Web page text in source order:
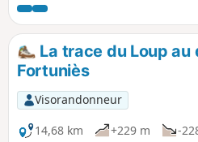
offre un magnifique panorama
monts du Cantal au Cézallier et
notamment sur la vallée de la
La trace du Loup au
Fortuniès
Visorandonneur
14,68 km
+229 m
-